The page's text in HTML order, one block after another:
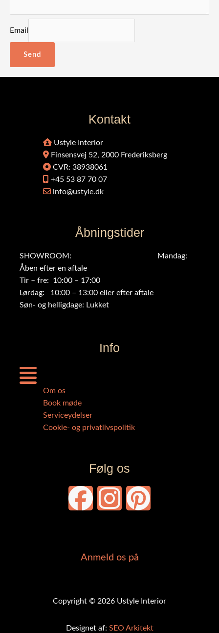
Email
Send
Kontakt
Ustyle Interior
Finsensvej 52, 2000 Frederiksberg
CVR: 38938061
+45 53 87 70 07
info@ustyle.dk
Åbningstider
SHOWROOM: Mandag:
Åben efter en aftale
Tir – fre: 10:00 – 17:00
Lørdag: 10:00 – 13:00 eller efter aftale
Søn- og helligdage: Lukket
Info
Menu
Om os
Book møde
Serviceydelser
Cookie- og privatlivspolitik
Følg os
F
c
b
o
I
s
a
g
P
e
r
Anmeld os på
Copyright © 2026 Ustyle Interior
Designet af: SEO Arkitekt